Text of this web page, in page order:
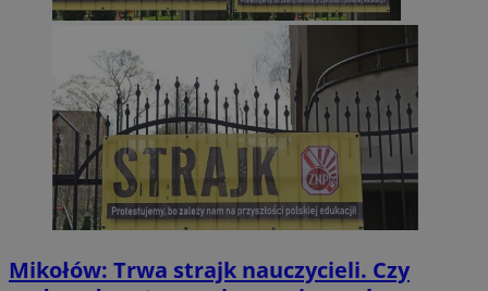
Mikołów: Trwa strajk nauczycieli. Czy